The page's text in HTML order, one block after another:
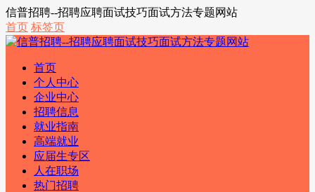
信普招聘--招聘应聘面试技巧面试方法专题网站
首页 标签页
首页
个人中心
企业中心
招聘信息
就业指南
高端就业
应届生专区
人在职场
热门招聘